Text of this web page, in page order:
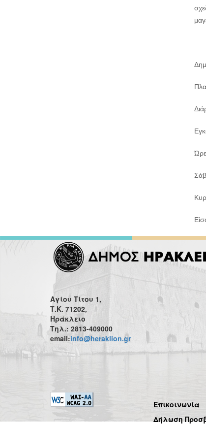
Αγίου Τίτου 1,
Τ.Κ. 71202,
Ηράκλειο
Τηλ.: 2813-409000
email:info@heraklion.gr
Επικοινωνία
Δήλωση